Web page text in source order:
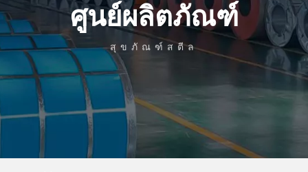
ศูนย์ผลิตภัณฑ์
สุขภัณฑ์สตีล